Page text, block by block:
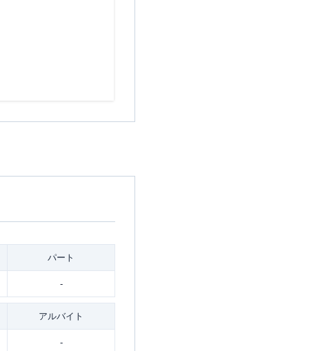
パート
-
アルバイト
-